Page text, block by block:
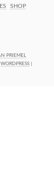
SHOP
PRIEMEL
WORDPRESS